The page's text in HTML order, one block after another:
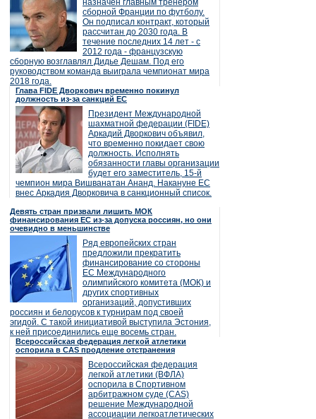
назначен главным тренером
сборной Франции по футболу.
Он подписал контракт, который
рассчитан до 2030 года. В
течение последних 14 лет - с
2012 года - французскую
сборную возглавлял Дидье Дешам. Под его
руководством команда выиграла чемпионат мира
2018 года.
Глава FIDE Дворкович временно покинул
должность из-за санкций ЕС
Президент Международной
шахматной федерации (FIDE)
Аркадий Дворкович объявил,
что временно покидает свою
должность. Исполнять
обязанности главы организации
будет его заместитель, 15-й
чемпион мира Вишванатан Ананд. Накануне ЕС
внес Аркадия Дворковича в санкционный список.
Девять стран призвали лишить МОК
финансирования ЕС из-за допуска россиян, но они
очевидно в меньшинстве
Ряд европейских стран
предложили прекратить
финансирование со стороны
ЕС Международного
олимпийского комитета (МОК) и
других спортивных
организаций, допустивших
россиян и белорусов к турнирам под своей
эгидой. С такой инициативой выступила Эстония,
к ней присоединились еще восемь стран.
Всероссийская федерация легкой атлетики
оспорила в CAS продление отстранения
Всероссийская федерация
легкой атлетики (ВФЛА)
оспорила в Спортивном
арбитражном суде (CAS)
решение Международной
ассоциации легкоатлетических